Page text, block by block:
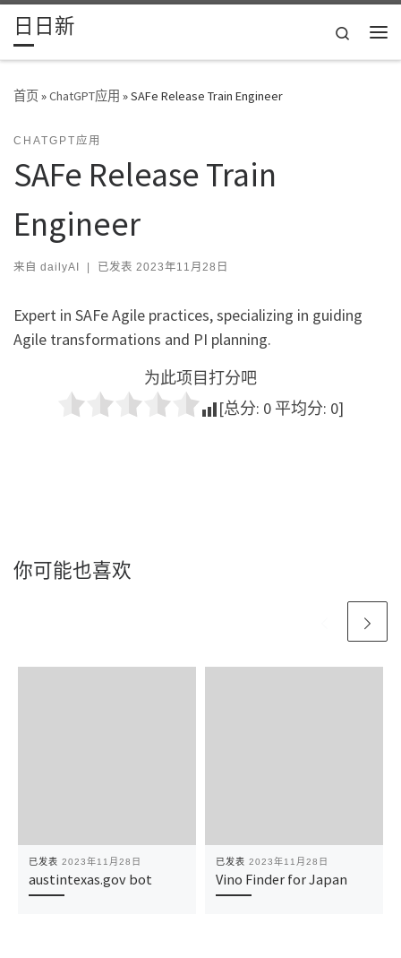
Skip to content
日日新
Search
首页»ChatGPT应用 »SAFe Release Train Engineer
CHATGPT应用
SAFe Release Train
Engineer
来自 dailyAI | 已发表 2023年11月28日
Expert in SAFe Agile practices, specializing in guiding
Agile transformations and PI planning.
为此项目打分吧
[总分: 0 平均分: 0]
你可能也喜欢
已发表 2023年11月28日
austintexas.gov bot
已发表 2023年11月28日
Vino Finder for Japan